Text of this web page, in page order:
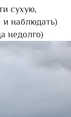
сухую,
наблюдать)
недолго)